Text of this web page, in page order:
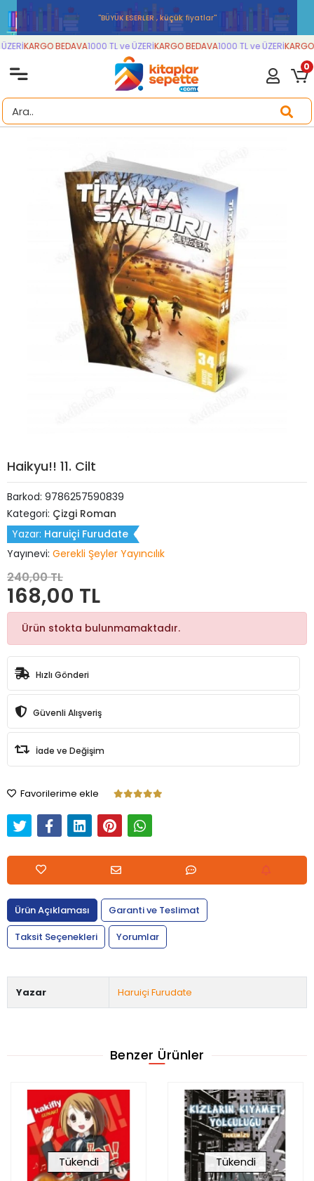
''BÜYÜK ESERLER , küçük fiyatlar''
KARGO BEDAVA1000 TL ve ÜZERİKARGO BEDAVA1000 TL ve ÜZERİKARGO
0
Haikyu!! 11. Cilt
Barkod: 9786257590839
Kategori: Çizgi Roman
Yazar: Haruiçi Furudate
Yayınevi: Gerekli Şeyler Yayıncılık
240,00 TL
168,00 TL
Ürün stokta bulunmamaktadır.
Hızlı Gönderi
Güvenli Alışveriş
İade ve Değişim
Favorilerime ekle
Ürün Açıklaması
Garanti ve Teslimat
Taksit Seçenekleri
Yorumlar
Yazar Haruiçi Furudate
Benzer Ürünler
Tükendi Tükendi